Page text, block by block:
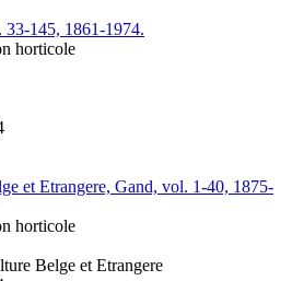
145, 1861-1974.
horticole
et Etrangere, Gand, vol. 1-40, 1875-
horticole
Belge et Etrangere